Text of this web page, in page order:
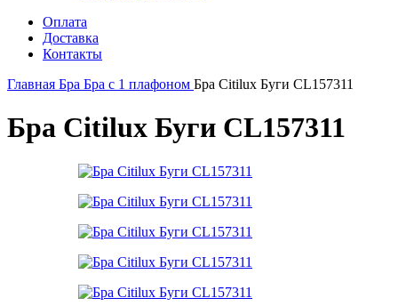
Оплата
Доставка
Контакты
Главная Бра Бра с 1 плафоном Бра Citilux Буги CL157311
Бра Citilux Буги CL157311